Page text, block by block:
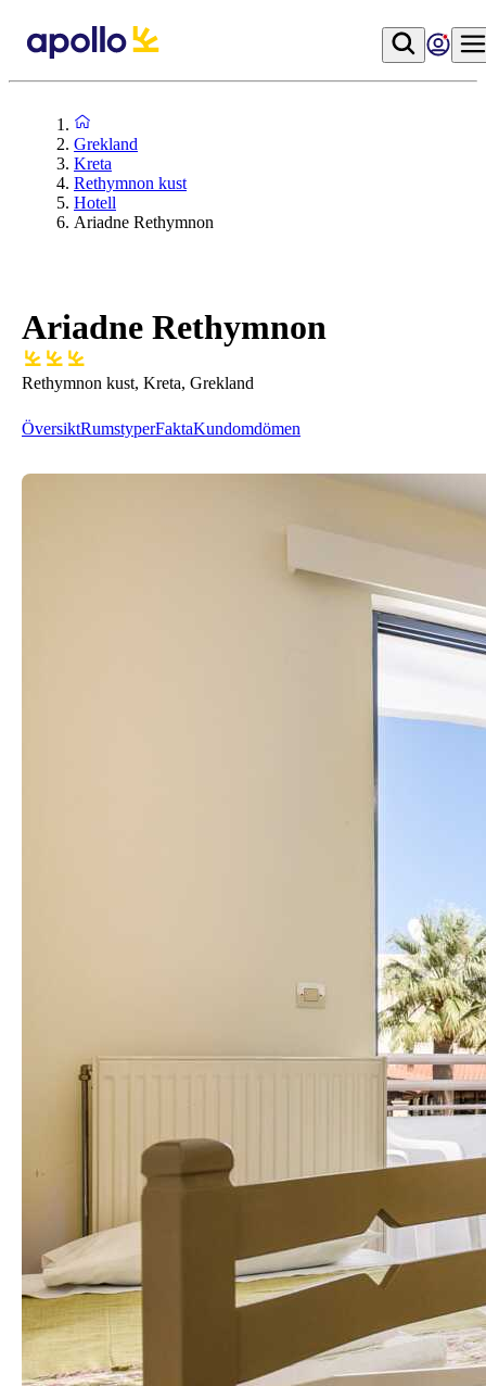
Grekland
Kreta
Rethymnon kust
Hotell
Ariadne Rethymnon
Ariadne Rethymnon
Rethymnon kust, Kreta, Grekland
ÖversiktRumstyperFaktaKundomdömen